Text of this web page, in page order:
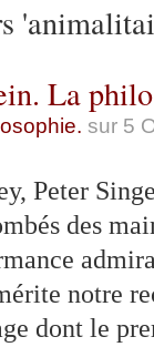
La
sur 5
Peter
des
notre
dont le